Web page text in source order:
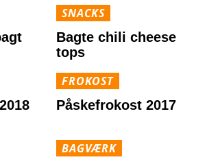
SNACKS
Bagte chili cheese
tops
FROKOST
Påskefrokost 2017
BAGVÆRK